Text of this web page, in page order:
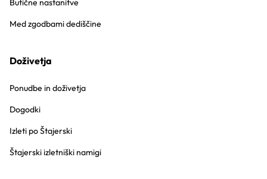
Butične nastanitve
Med zgodbami dediščine
Doživetja
Ponudbe in doživetja
Dogodki
Izleti po Štajerski
Štajerski izletniški namigi